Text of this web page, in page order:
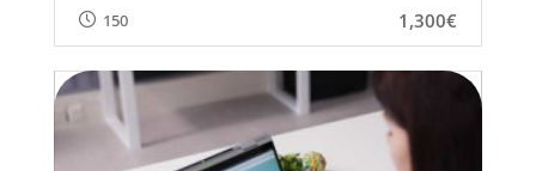
150 1,300€